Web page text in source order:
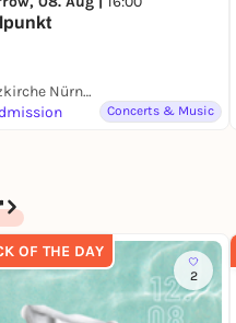
Lorenzkirche Nürnberg
Concerts & Music
OF THE DAY
2